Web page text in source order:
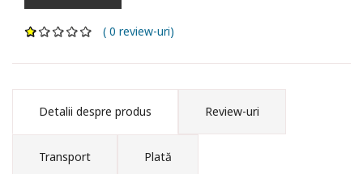
( 0 review-uri)
Detalii despre produs Review-uri
Transport Plată